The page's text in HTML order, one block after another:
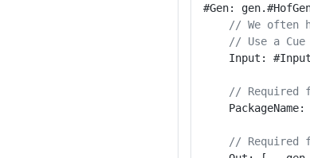
#Gen:
// We often
// Use a
	Input: #Input
// Required
	PackageName:
//